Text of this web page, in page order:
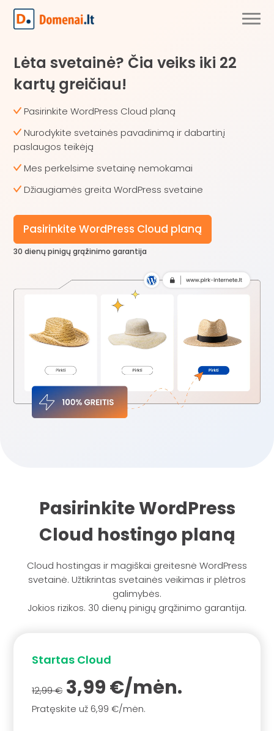
Lėta svetainė? Čia veiks iki 22
kartų greičiau!
Pasirinkite WordPress Cloud planą
Nurodykite svetainės pavadinimą ir dabartinį
paslaugos teikėją
Mes perkelsime svetainę nemokamai
Džiaugiamės greita WordPress svetaine
Pasirinkite WordPress Cloud planą
30 dienų pinigų grąžinimo garantija
Pasirinkite WordPress
Cloud hostingo planą
Cloud hostingas ir magiškai greitesnė WordPress
svetainė. Užtikrintas svetainės veikimas ir plėtros
galimybės.
Jokios rizikos. 30 dienų pinigų grąžinimo garantija.
Startas Cloud
12,99 €3,99 €/mėn.
Pratęskite už 6,99 €/mėn.